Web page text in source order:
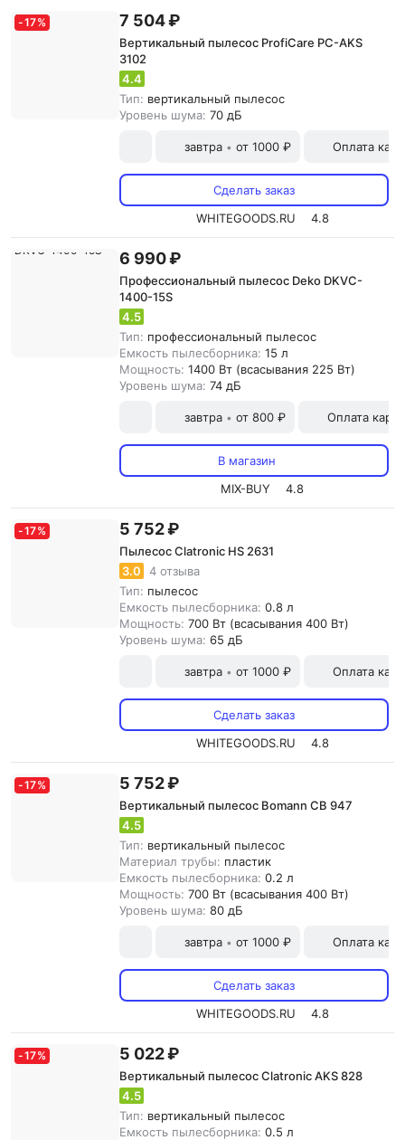
-17% 7 504 ₽
Вертикальный пылесос ProfiCare PC-AKS
3102
4.4
Тип: вертикальный пылесос
Уровень шума: 70 дБ
завтра • от 1000 ₽ Оплата
Сделать заказ
WHITEGOODS.RU
4.8
6 990 ₽
Профессиональный пылесос Deko DKVC-
1400-15S
4.5
Тип: профессиональный пылесос
Емкость пылесборника: 15 л
Мощность: 1400 Вт (всасывания 225 Вт)
Уровень шума: 74 дБ
завтра • от 800 ₽ Оплата
В магазин
MIX-BUY
4.8
-17% 5 752 ₽
Пылесос Clatronic HS 2631
3.0
4 отзыва
Тип: пылесос
Емкость пылесборника: 0.8 л
Мощность: 700 Вт (всасывания 400 Вт)
Уровень шума: 65 дБ
завтра • от 1000 ₽ Оплата
Сделать заказ
WHITEGOODS.RU
4.8
-17% 5 752 ₽
Вертикальный пылесос Bomann CB 947
4.5
Тип: вертикальный пылесос
Материал трубы: пластик
Емкость пылесборника: 0.2 л
Мощность: 700 Вт (всасывания 400 Вт)
Уровень шума: 80 дБ
завтра • от 1000 ₽ Оплата
Сделать заказ
WHITEGOODS.RU
4.8
-17% 5 022 ₽
Вертикальный пылесос Clatronic AKS 828
4.5
Тип: вертикальный пылесос
Емкость пылесборника: 0.5 л